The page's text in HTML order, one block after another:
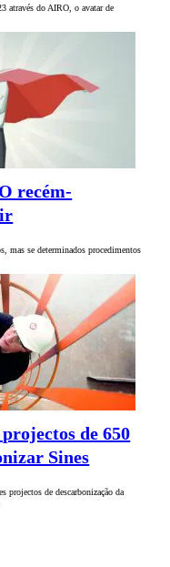
através do AIRO, o avatar de
recém-
mas se determinados procedimentos
de 650
Sines
projectos de descarbonização da